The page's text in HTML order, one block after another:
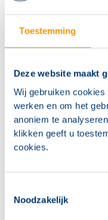
Toestemming
Deze website maakt
Wij gebruiken
werken en om het
anoniem te
klikken geeft u
cookies.
Noodzakelijk
Het complete
retail: een kijkje
je graag een inzicht